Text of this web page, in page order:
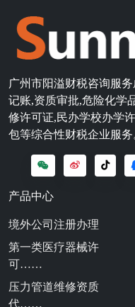
广州市阳溢财税咨询服
记账,资质审批,危险化学
修许可证,民办学校办学
包等综合性财税企业服务
产品中心
境外公司注册办理
第一类医疗器械许
可……
压力管道维修资质
代……